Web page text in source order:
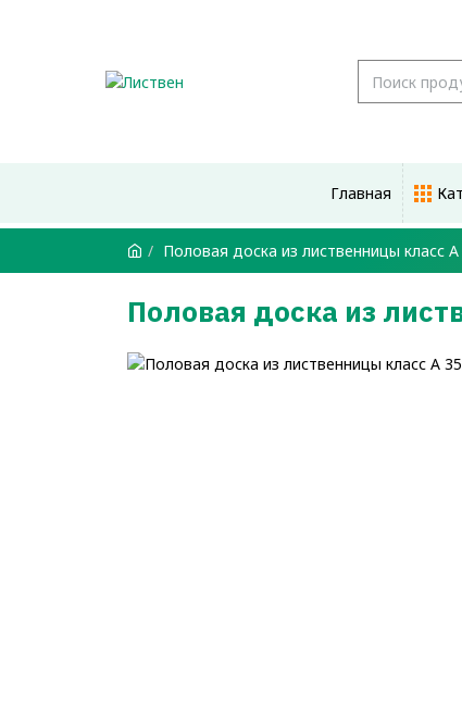
Главная
Половая доска из лиственницы класс
Половая доска из